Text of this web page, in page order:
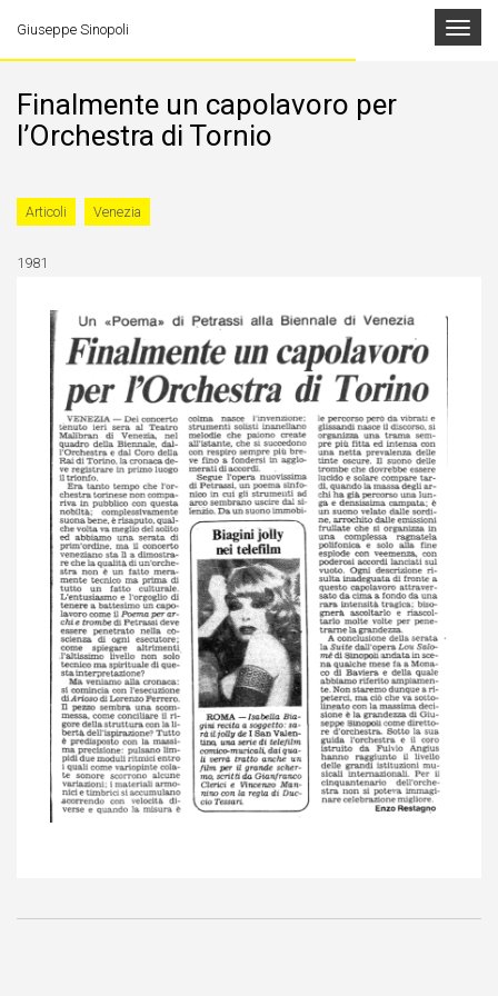
Toggle
Giuseppe Sinopoli
Finalmente un capolavoro per
l’Orchestra di Tornio
Articoli Venezia
1981